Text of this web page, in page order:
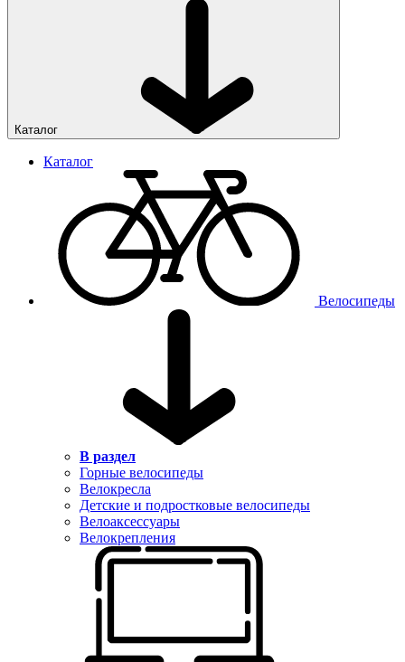
Каталог
Каталог
Велосипеды
В раздел
Горные велосипеды
Велокресла
Детские и подростковые велосипеды
Велоаксессуары
Велокрепления